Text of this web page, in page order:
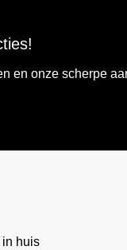
en onze scherpe
in huis